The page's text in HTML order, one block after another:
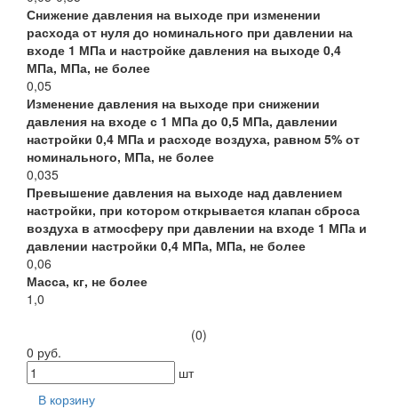
Снижение давления на выходе при изменении
расхода от нуля до номинального при давлении на
входе 1 МПа и настройке давления на выходе 0,4
МПа, МПа, не более
0,05
Изменение давления на выходе при снижении
давления на входе с 1 МПа до 0,5 МПа, давлении
настройки 0,4 МПа и расходе воздуха, равном 5% от
номинального, МПа, не более
0,035
Превышение давления на выходе над давлением
настройки, при котором открывается клапан сброса
воздуха в атмосферу при давлении на входе 1 МПа и
давлении настройки 0,4 МПа, МПа, не более
0,06
Масса, кг, не более
1,0
(0)
0 руб.
шт
В корзину